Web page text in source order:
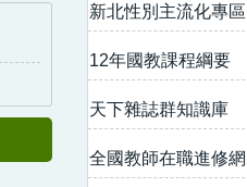
新北性別主流化專區
12年國教課程綱要
天下雜誌群知識庫
全國教師在職進修網